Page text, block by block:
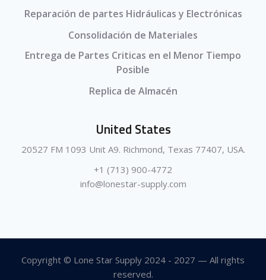
Reparación de partes Hidráulicas y Electrónicas
Consolidación de Materiales
Entrega de Partes Criticas en el Menor Tiempo
Posible
Replica de Almacén
United States
20527 FM 1093 Unit A9. Richmond, Texas 77407, USA.
+1 (713) 900-4772
info@lonestar-supply.com
Copyright © Lone Star Supply 2024 - 2027 — All rights
reserved.